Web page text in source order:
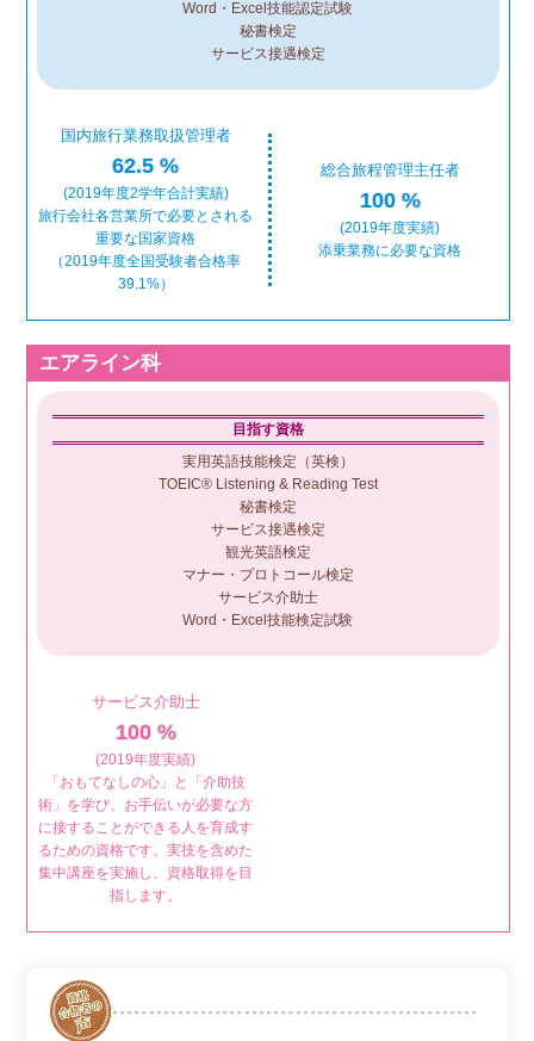
Word・Excel技能認定試験
秘書検定
サービス接遇検定
国内旅行業務取扱管理者
62.5 %
(2019年度2学年合計実績)
旅行会社各営業所で必要とされる
重要な国家資格
（2019年度全国受験者合格率
39.1%）
総合旅程管理主任者
100 %
(2019年度実績)
添乗業務に必要な資格
エアライン科
目指す資格
実用英語技能検定（英検）
TOEIC® Listening & Reading Test
秘書検定
サービス接遇検定
観光英語検定
マナー・プロトコール検定
サービス介助士
Word・Excel技能検定試験
サービス介助士
100 %
(2019年度実績)
「おもてなしの心」と「介助技
術」を学び、お手伝いが必要な方
に接することができる人を育成す
るための資格です。実技を含めた
集中講座を実施し、資格取得を目
指します。